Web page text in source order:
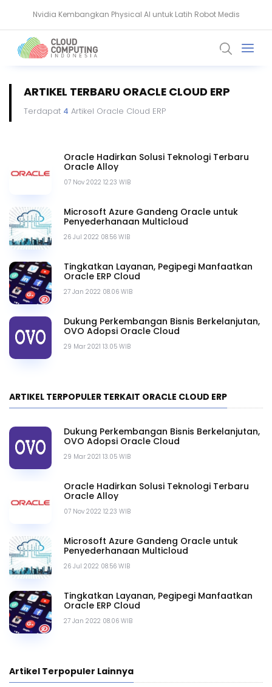
Komputer Kuantum Ancam Bitcoin, Seberapa Besar Risikonya?
ARTIKEL TERBARU ORACLE CLOUD ERP
Terdapat 4 Artikel Oracle Cloud ERP
07 Nov 2022 12.23 WIB
Oracle Hadirkan Solusi Teknologi Terbaru
Oracle Alloy
26 Jul 2022 08.56 WIB
Microsoft Azure Gandeng Oracle untuk
Penyederhanaan Multicloud
27 Jan 2022 08.06 WIB
Tingkatkan Layanan, Pegipegi Manfaatkan
Oracle ERP Cloud
29 Mar 2021 13.05 WIB
Dukung Perkembangan Bisnis Berkelanjutan,
OVO Adopsi Oracle Cloud
ARTIKEL TERPOPULER TERKAIT ORACLE CLOUD ERP
29 Mar 2021 13.05 WIB
Dukung Perkembangan Bisnis Berkelanjutan,
OVO Adopsi Oracle Cloud
07 Nov 2022 12.23 WIB
Oracle Hadirkan Solusi Teknologi Terbaru
Oracle Alloy
26 Jul 2022 08.56 WIB
Microsoft Azure Gandeng Oracle untuk
Penyederhanaan Multicloud
27 Jan 2022 08.06 WIB
Tingkatkan Layanan, Pegipegi Manfaatkan
Oracle ERP Cloud
Artikel Terpopuler Lainnya